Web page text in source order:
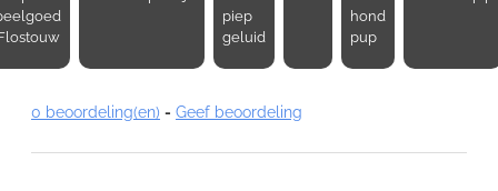
Note:HTML-code wordt niet vertaald!
piep
geluid
hond
pup
0 beoordeling(en) - Geef beoordeling